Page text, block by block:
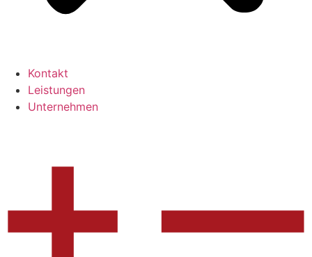
Kontakt
Leistungen
Unternehmen